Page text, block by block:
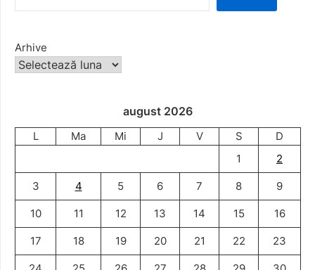
Arhive
august 2026
L Ma Mi J V S
D
1
2
3 4 5 6 7 8 9
10 11 12 13 14 15 16
17 18 19 20 21 22 23